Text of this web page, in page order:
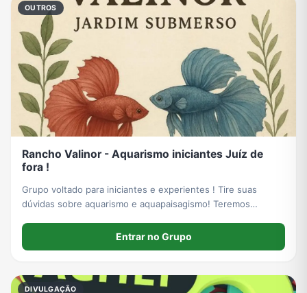
OUTROS
Rancho Valinor - Aquarismo iniciantes Juíz de
fora !
Grupo voltado para iniciantes e experientes ! Tire suas
dúvidas sobre aquarismo e aquapaisagismo! Teremos
Entrar no Grupo
DIVULGAÇÃO